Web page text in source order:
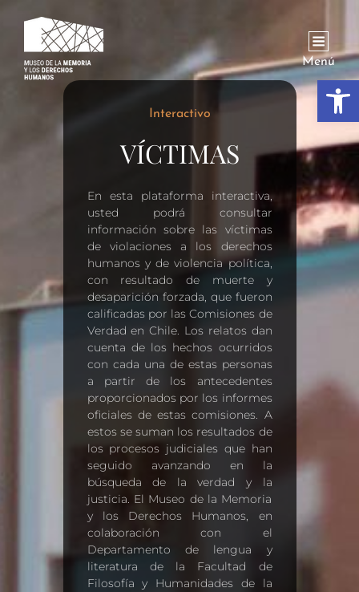
Menú
Interactivo
VÍCTIMAS
En esta plataforma interactiva,
usted podrá consultar
información sobre las víctimas
de violaciones a los derechos
humanos y de violencia política,
con resultado de muerte y
desaparición forzada, que fueron
calificadas por las Comisiones de
Verdad en Chile. Los relatos dan
cuenta de los hechos ocurridos
con cada una de estas personas
a partir de los antecedentes
proporcionados por los informes
oficiales de estas comisiones. A
estos se suman los resultados de
los procesos judiciales que han
seguido avanzando en la
búsqueda de la verdad y la
justicia. El Museo de la Memoria
y los Derechos Humanos, en
colaboración con el
Departamento de lengua y
literatura de la Facultad de
Filosofía y Humanidades de la